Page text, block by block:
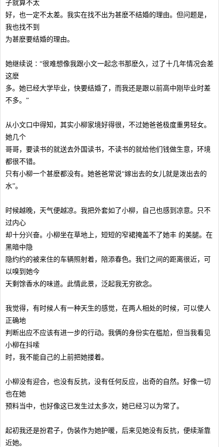
子就算不太
好，也一定不太差。我实在找不出为甚麽不结婚的理由。但问题是，
我也找不到
为甚麽要结婚的理由。
她继续说∶“很难想像我跟小文一起念书那麽久，过了十几年情况会差
这麽
多。她已经大学毕业，快要结婚了，而我还是跟以前高中刚毕业时差
不多。”
从小文口中得知，其实小柳家境好得很，不过她爸爸极度重男轻女。
她几个
哥哥，要读书的就送去外国读书，不读书的就给他们钱做生意，环境
都很不错。
只有小柳一个甚麽都没有。她爸爸常说“嫁出去的女儿就是泼出去的
水”。
时候越晚，天气便越凉。我把外套如了小柳，自己也感到凉意。只不
过内心
却十分兴奋。小柳坐在草地上，短短的窄裙掩盖不了她丰 的美腿。在
黑暗中隐
隐约约的被来住的车辆照射着，陪添春色。我们之间的距离很近，可
以嗅到她今
天剩馀香水的味道。此情此景，泛起我无穷欲念。
我觉得，有时候人有一种天生的感觉，在两人相处的时候，可以使人
正确地
判断出应不应该有进一步的行动。我俩的身份实在槛尬，但当我看见
小柳在抖嗦
时，我不能自己的上前把她搂着。
小柳没有迎合，也没有反抗，没有任何反应，出奇的自然。好像一切
也在她
预料当中，也好像这已发生过太多次，她已经习以为常了。
起初我还是扮君子，伪装作为她护暖，后来见她没有反抗，便续渐靠
近她。